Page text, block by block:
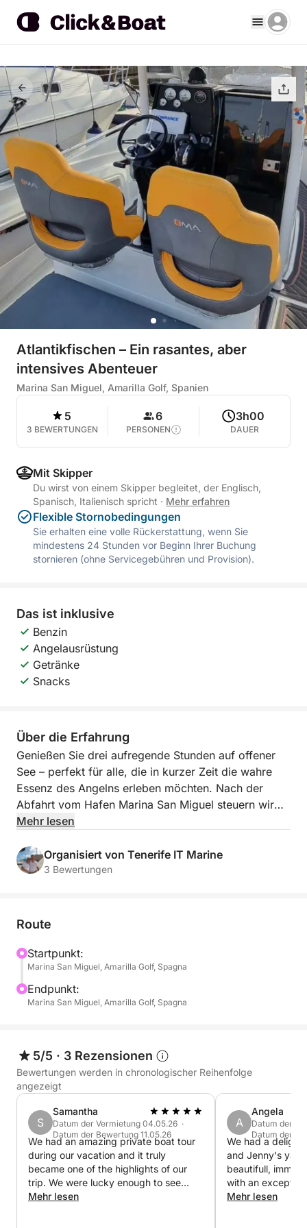
Atlantikfischen – Ein rasantes, aber
intensives Abenteuer
Marina San Miguel, Amarilla Golf, Spanien
5
3 BEWERTUNGEN
6
PERSONEN
3h00
DAUER
Mit Skipper
Du wirst von einem Skipper begleitet, der Englisch,
Spanisch, Italienisch spricht · Mehr erfahren
Flexible Stornobedingungen
Sie erhalten eine volle Rückerstattung, wenn Sie
mindestens 24 Stunden vor Beginn Ihrer Buchung
stornieren (ohne Servicegebühren und Provision).
Das ist inklusive
Benzin
Angelausrüstung
Getränke
Snacks
Über die Erfahrung
Genießen Sie drei aufregende Stunden auf offener
See – perfekt für alle, die in kurzer Zeit die wahre
Essenz des Angelns erleben möchten. Nach der
Abfahrt vom Hafen Marina San Miguel steuern wir
die besten Angelplätze der Region an, wo Sie
können. Dazu gibt es kühle Getränke an Bord und
ein erfahrenes Team an Ihrer Seite.
Freundesgruppen oder alle, die das Meer exklusiv
Tag dafür zu bezahlen. Unser Boot ist mit
professioneller Ausrüstung und komfortablen
Räumlichkeiten ausgestattet und bietet maximalen
Komfort. Anders als bei überfüllten Ausflügen
Mehr lesen
Organisiert von Tenerife IT Marine
3 Bewertungen
Route
Startpunkt:
Marina San Miguel, Amarilla Golf, Spagna
Endpunkt:
Marina San Miguel, Amarilla Golf, Spagna
5/5 · 3 Rezensionen
Bewertungen werden in chronologischer Reihenfolge
angezeigt
S
Samantha
Datum der Vermietung 04.05.26 ·
Datum der Bewertung 11.05.26
We had an amazing private boat tour
during our vacation and it truly
became one of the highlights of our
trip. We were lucky enough to see
dolphins, enjoy complete relaxation on
Mehr lesen
A
Angela
Datum der
Datum der
We had a
and Jenny's
beautifull,
with an
interior. It would
Mehr lesen